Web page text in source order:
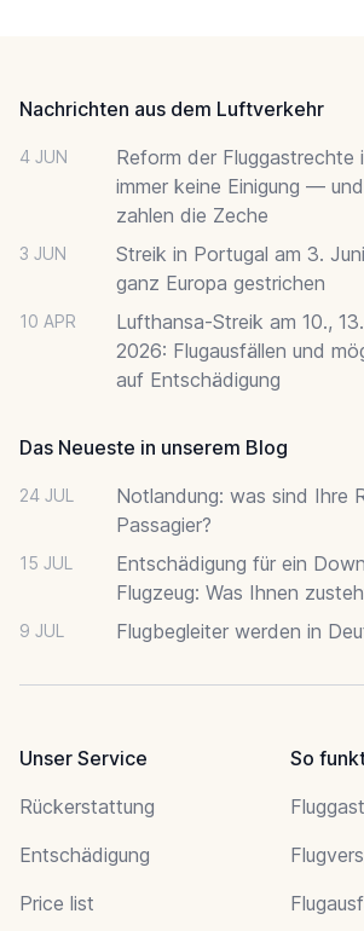
Nachrichten aus dem Luftverkehr
4 JUN
Reform der Fluggastrechte
immer keine Einigung —
zahlen die Zeche
3 JUN
Streik in Portugal am 3.
ganz Europa gestrichen
10 APR
Lufthansa-Streik am 10.,
2026: Flugausfällen und
auf Entschädigung
Das Neueste in unserem Blog
24 JUL
Notlandung: was sind Ihre
Passagier?
15 JUL
Entschädigung für ein
Flugzeug: Was Ihnen
9 JUL Flugbegleiter werden in
Unser Service
Rückerstattung
Entschädigung
Price list
So